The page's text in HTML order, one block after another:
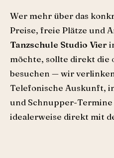
Wer mehr über das
Preise, freie Plätze und
Tanzschule Studio Vier
möchte, sollte direkt die
besuchen — wir
Telefonische Auskunft,
und Schnupper-Termine
idealerweise direkt mit